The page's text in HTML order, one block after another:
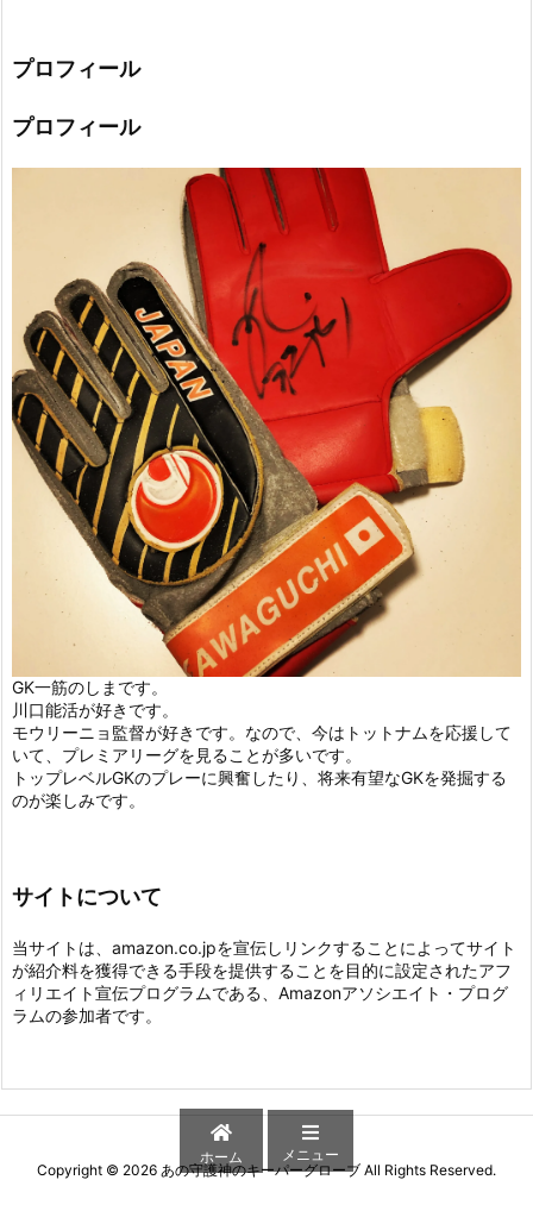
プロフィール
プロフィール
GK一筋のしまです。
川口能活が好きです。
モウリーニョ監督が好きです。なので、今はトットナムを応援して
いて、プレミアリーグを見ることが多いです。
トップレベルGKのプレーに興奮したり、将来有望なGKを発掘する
のが楽しみです。
サイトについて
当サイトは、amazon.co.jpを宣伝しリンクすることによってサイト
が紹介料を獲得できる手段を提供することを目的に設定されたアフ
ィリエイト宣伝プログラムである、Amazonアソシエイト・プログ
ラムの参加者です。
Copyright © 2026 あの守護神のキーパーグローブ All Rights Reserved.
ホーム メニュー